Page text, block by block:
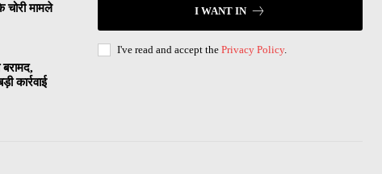
चोरी मामले
कार्रवाई
I WANT IN
I've read and accept the Privacy Policy.